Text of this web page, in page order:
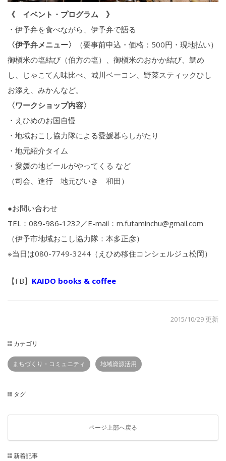
《 イベント・プログラム 》
・伊予弁を食べながら、伊予弁で語る
〈伊予弁メニュー〉
（要事前申込・価格：500円・現地払い）
御槇米の塩結び（伯方の塩）、御槇米のおかか結び、鯛め
し、じゃこてん味比べ、城川ベーコン、野菜スティックひし
お添え、みかんなど。
〈ワークショップ内容〉
・えひめのお国自慢
・地域おこし協力隊による愛媛暮らしがたり
・地元紹介タイム
・愛媛の地ビールがやってくる など
（司会、進行 地元びいき 和田）
●お問い合わせ
TEL：089-986-1232／E-mail：m.futaminchu@gmail.com
（伊予市地域おこし協力隊：本多正彦）
※当日は080-7749-3244（えひめ移住コンシェルジュ松岡）
【FB】 KAIDO books & coffee
2015/10/29 更新
カテゴリ
まちづくり・コミュニティ 地域資源活用
タグ
ページ上部へ戻る
新着記事